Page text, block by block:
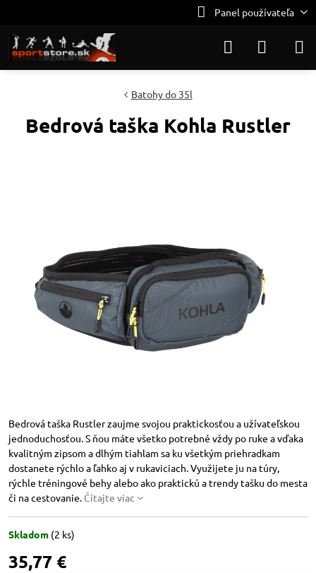
Panel používateľa
Batohy do 35l
Bedrová taška Kohla Rustler
Bedrová taška Rustler zaujme svojou praktickosťou a užívateľskou
jednoduchosťou. S ňou máte všetko potrebné vždy po ruke a vďaka
kvalitným zipsom a dlhým tiahlam sa ku všetkým priehradkam
dostanete rýchlo a ľahko aj v rukaviciach. Využijete ju na túry,
rýchle tréningové behy alebo ako praktickú a trendy tašku do mesta
či na cestovanie. Čítajte viac
Skladom (2 ks)
35,77 €